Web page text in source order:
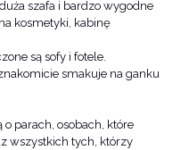
szafa i bardzo wygodne
kosmetyki, kabinę
są sofy i fotele.
smakuje na ganku
parach, osobach, które
wszystkich tych, którzy